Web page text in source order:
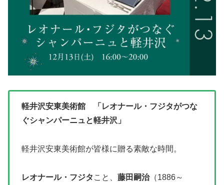
軽井沢安東美術館 「レオナール・フジタがつな
ぐシャンパーニュと軽井沢」
軽井沢安東美術館が皆様に贈る素敵な時間。
レオナール・フジタ こと、 藤田嗣治（1886～